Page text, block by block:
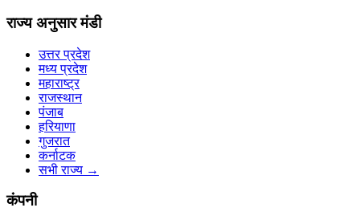
राज्य अनुसार मंडी
उत्तर प्रदेश
मध्य प्रदेश
महाराष्ट्र
राजस्थान
पंजाब
हरियाणा
गुजरात
कर्नाटक
सभी राज्य →
कंपनी